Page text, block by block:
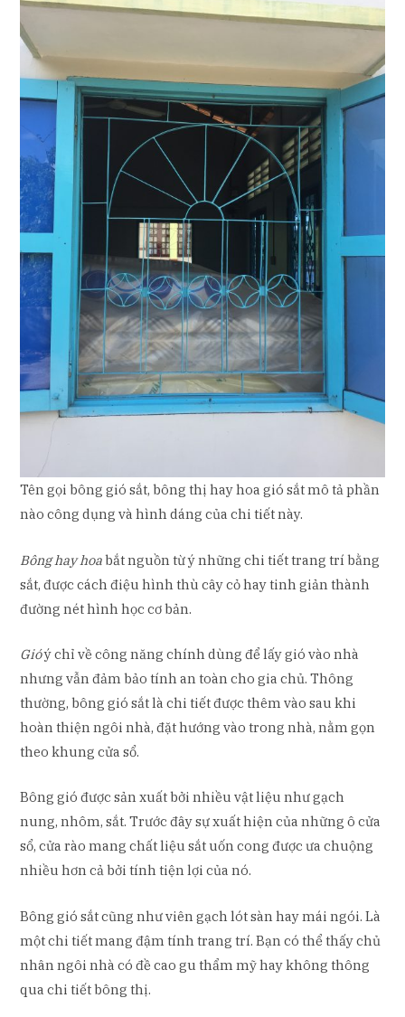
Tên gọi bông gió sắt, bông thị hay hoa gió sắt mô tả phần
nào công dụng và hình dáng của chi tiết này.
Bông hay hoabắt nguồn từ ý những chi tiết trang trí bằng
sắt, được cách điệu hình thù cây cỏ hay tinh giản thành
đường nét hình học cơ bản.
Gióý chỉ về công năng chính dùng để lấy gió vào nhà
nhưng vẫn đảm bảo tính an toàn cho gia chủ. Thông
thường, bông gió sắt là chi tiết được thêm vào sau khi
hoàn thiện ngôi nhà, đặt hướng vào trong nhà, nằm gọn
theo khung cửa sổ.
Bông gió được sản xuất bởi nhiều vật liệu như gạch
nung, nhôm, sắt. Trước đây sự xuất hiện của những ô cửa
sổ, cửa rào mang chất liệu sắt uốn cong được ưa chuộng
nhiều hơn cả bởi tính tiện lợi của nó.
Bông gió sắt cũng như viên gạch lót sàn hay mái ngói. Là
một chi tiết mang đậm tính trang trí. Bạn có thể thấy chủ
nhân ngôi nhà có đề cao gu thẩm mỹ hay không thông
qua chi tiết bông thị.